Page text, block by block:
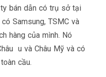
bán dẫn có trụ sở tại
Samsung, TSMC và
hàng của mình. Nó
u và Châu Mỹ và có
cầu.